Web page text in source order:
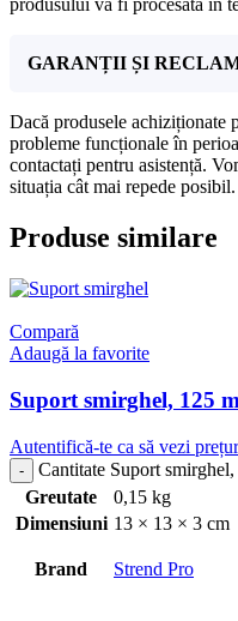
produsului va fi procesată în
GARANȚII ȘI
Dacă produsele achiziționate
probleme funcționale în
contactați pentru asistență.
situația cât mai repede posibil.
Produse similare
Compară
Adaugă la favorite
Suport smirghel, 125
Autentifică-te ca să vezi
Cantitate Suport
Greutate
0,15 kg
Dimensiuni 13 × 13 × 3 cm
Brand Strend Pro